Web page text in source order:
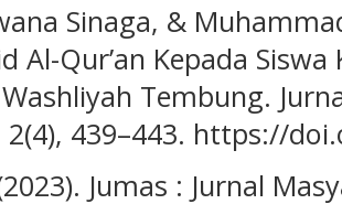
Sinaga, &
Al-Qur’an Kepada Siswa
Washliyah Tembung.
2(4), 439–443. https://
Jumas : Jurnal